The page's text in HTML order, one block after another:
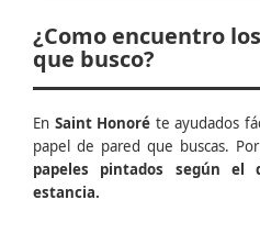
¿Como encuentro
que busco?
En Saint Honoré te ayudados
papel de pared que buscas.
papeles pintados según el
estancia.